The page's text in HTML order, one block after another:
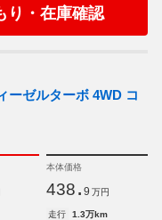
り・在庫確認
ーゼルターボ 4WD コ
本体価格
438. 9 万円
走行
1.3万km